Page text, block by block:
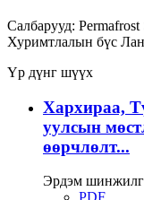
Салбарууд: Permafrost
Хуримтлалын бүс
Үр дүнг шүүх
Хархираа,
уулсын
өөрчлөлт...
Эрдэм